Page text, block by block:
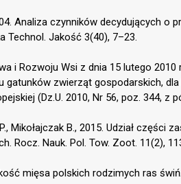
Analiza czynników decydujących
Technol. Jakość 3(40), 7–23.
i Rozwoju Wsi z dnia 15 lutego
gatunków zwierząt gospodarskich,
(Dz.U. 2010, Nr 56, poz. 344, z
Mikołajczak B., 2015. Udział części
Rocz. Nauk. Pol. Tow. Zoot. 11(2),
mięsa polskich rodzimych ras